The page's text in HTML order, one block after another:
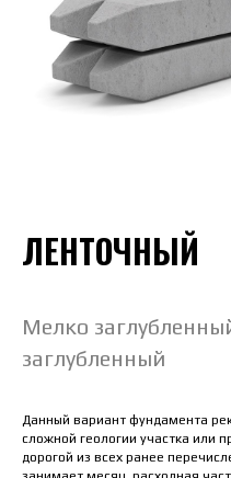
ЛЕНТОЧНЫЙ
Мелко
заглубленный
Данный вариант фундамента
сложной геологии участка или
дорогой из всех ранее